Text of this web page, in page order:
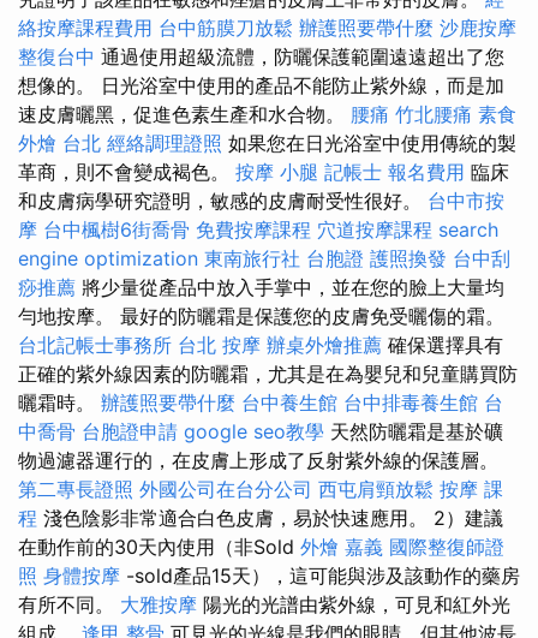
絡按摩課程費用 台中筋膜刀放鬆 辦護照要帶什麼 沙鹿按摩
整復台中 通過使用超級流體，防曬保護範圍遠遠超出了您
想像的。 日光浴室中使用的產品不能防止紫外線，而是加
速皮膚曬黑，促進色素生產和水合物。 腰痛 竹北腰痛 素食
外燴 台北 經絡調理證照 如果您在日光浴室中使用傳統的製
革商，則不會變成褐色。 按摩 小腿 記帳士 報名費用 臨床
和皮膚病學研究證明，敏感的皮膚耐受性很好。 台中市按
摩 台中楓樹6街喬骨 免費按摩課程 穴道按摩課程 search
engine optimization 東南旅行社 台胞證 護照換發 台中刮
痧推薦 將少量從產品中放入手掌中，並在您的臉上大量均
勻地按摩。 最好的防曬霜是保護您的皮膚免受曬傷的霜。
台北記帳士事務所 台北 按摩 辦桌外燴推薦 確保選擇具有
正確的紫外線因素的防曬霜，尤其是在為嬰兒和兒童購買防
曬霜時。 辦護照要帶什麼 台中養生館 台中排毒養生館 台
中喬骨 台胞證申請 google seo教學 天然防曬霜是基於礦
物過濾器運行的，在皮膚上形成了反射紫外線的保護層。
第二專長證照 外國公司在台分公司 西屯肩頸放鬆 按摩 課
程 淺色陰影非常適合白色皮膚，易於快速應用。 2）建議
在動作前的30天內使用（非Sold 外燴 嘉義 國際整復師證
照 身體按摩 -sold產品15天），這可能與涉及該動作的藥房
有所不同。 大雅按摩 陽光的光譜由紫外線，可見和紅外光
組成。 逢甲 整骨 可見光的光線是我們的眼睛，但其他波長